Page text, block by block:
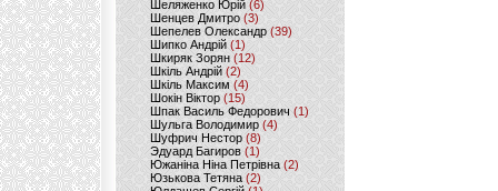
Шеляженко Юрій (6)
Шенцев Дмитро (3)
Шепелев Олександр (39)
Шипко Андрій(1)
Шкиряк Зорян(12)
Шкіль Андрій(2)
Шкіль Максим (4)
Шокін Віктор (15)
Шпак Василь Федорович (1)
Шульга Володимир (4)
Шуфрич Нестор(8)
Эдуард Багиров (1)
Южаніна Ніна Петрівна (2)
Юзькова Тетяна(2)